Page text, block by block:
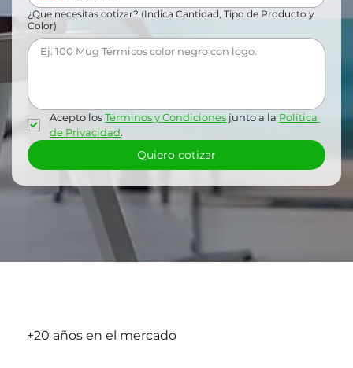
¿Que necesitas cotizar? (Indica Cantidad, Tipo de Producto y
Color)
Acepto los Términos y Condiciones junto a la Política
de Privacidad.
Quiero cotizar
+20 años en el mercado